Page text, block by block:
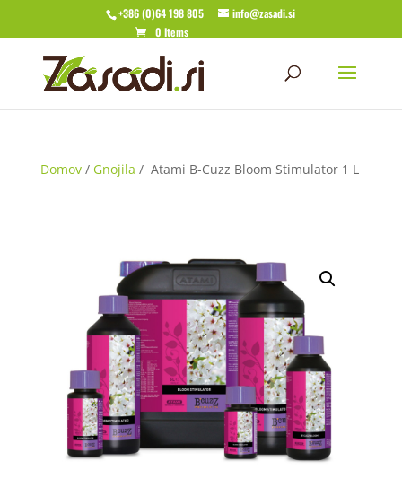
+386 (0)64 198 805
info@zasadi.si
0 Items
Domov/ Gnojila / Atami B-Cuzz Bloom Stimulator 1 L